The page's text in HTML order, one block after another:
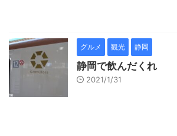
グルメ 観光 静岡
静岡で飲んだくれ
2021/1/31